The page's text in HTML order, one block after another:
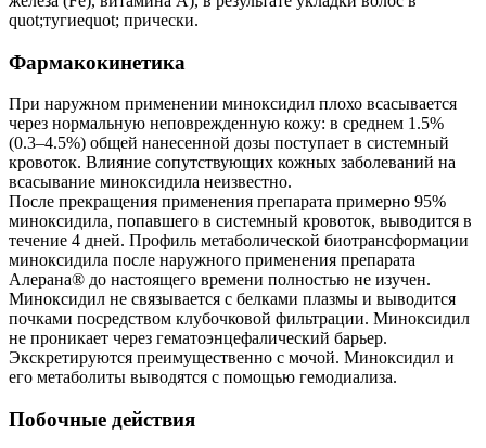
quot;тугиеquot; прически.
Фармакокинетика
При наружном применении миноксидил плохо всасывается
через нормальную неповрежденную кожу: в среднем 1.5%
(0.3–4.5%) общей нанесенной дозы поступает в системный
кровоток. Влияние сопутствующих кожных заболеваний на
всасывание миноксидила неизвестно.
После прекращения применения препарата примерно 95%
миноксидила, попавшего в системный кровоток, выводится в
течение 4 дней. Профиль метаболической биотрансформации
миноксидила после наружного применения препарата
Алерана® до настоящего времени полностью не изучен.
Миноксидил не связывается с белками плазмы и выводится
почками посредством клубочковой фильтрации. Миноксидил
не проникает через гематоэнцефалический барьер.
Экскретируются преимущественно с мочой. Миноксидил и
его метаболиты выводятся с помощью гемодиализа.
Побочные действия